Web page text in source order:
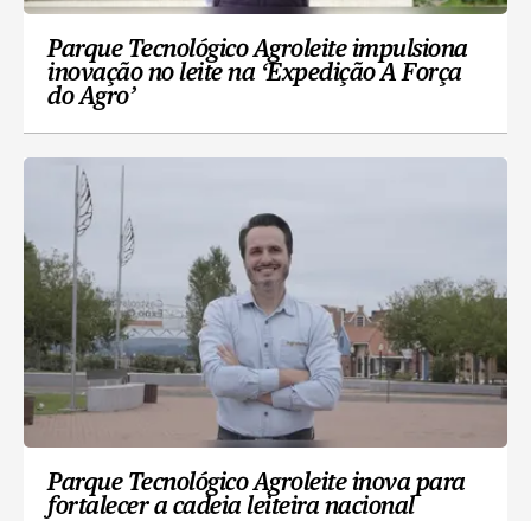
Parque Tecnológico Agroleite impulsiona
inovação no leite na ‘Expedição A Força
do Agro’
Parque Tecnológico Agroleite inova para
fortalecer a cadeia leiteira nacional